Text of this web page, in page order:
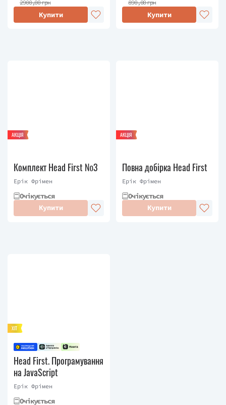
2900,00 грн
Купити
890,00 грн
Купити
АКЦІЯ
Комплект Head First №3
Ерік Фрімен
Очікується
Купити
АКЦІЯ
Повна добірка Head First
Ерік Фрімен
Очікується
Купити
ХІТ
Head First. Програмування
на JavaScript
Ерік Фрімен
Очікується